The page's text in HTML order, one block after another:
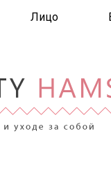
Лицо